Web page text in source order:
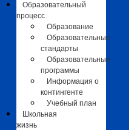
Образовательный
процесс
Образование
Образовательные
стандарты
Образовательные
программы
Информация о
контингенте
Учебный план
Школьная
жизнь